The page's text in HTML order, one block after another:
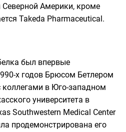
Америки, кроме
Takeda Pharmaceutical.
был впервые
х годов Брюсом Бетлером
коллегами в Юго-западном
университета в
Southwestern Medical Center
продемонстрирована его